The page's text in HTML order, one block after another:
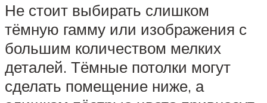
Не стоит выбирать слишком
тёмную гамму или изображения с
большим количеством мелких
деталей. Тёмные потолки могут
сделать помещение ниже, а